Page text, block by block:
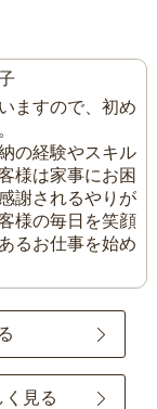
ますので、初め
の経験やスキル
様は家事にお困
謝されるやりが
様の毎日を笑顔
るお仕事を始め
見る